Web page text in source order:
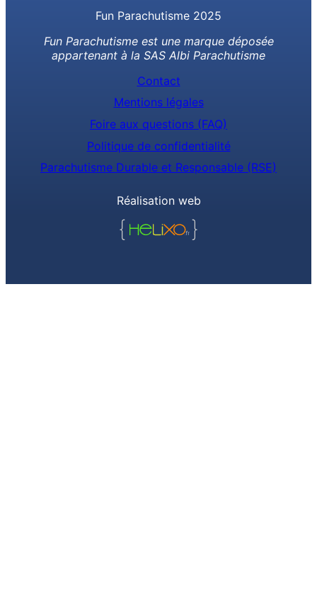
Fun Parachutisme 2025
Fun Parachutisme est une marque déposée
appartenant à la SAS Albi Parachutisme
Contact
Mentions légales
Foire aux questions (FAQ)
Politique de confidentialité
Parachutisme Durable et Responsable (RSE)
Réalisation web